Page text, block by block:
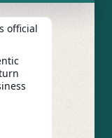
and
official